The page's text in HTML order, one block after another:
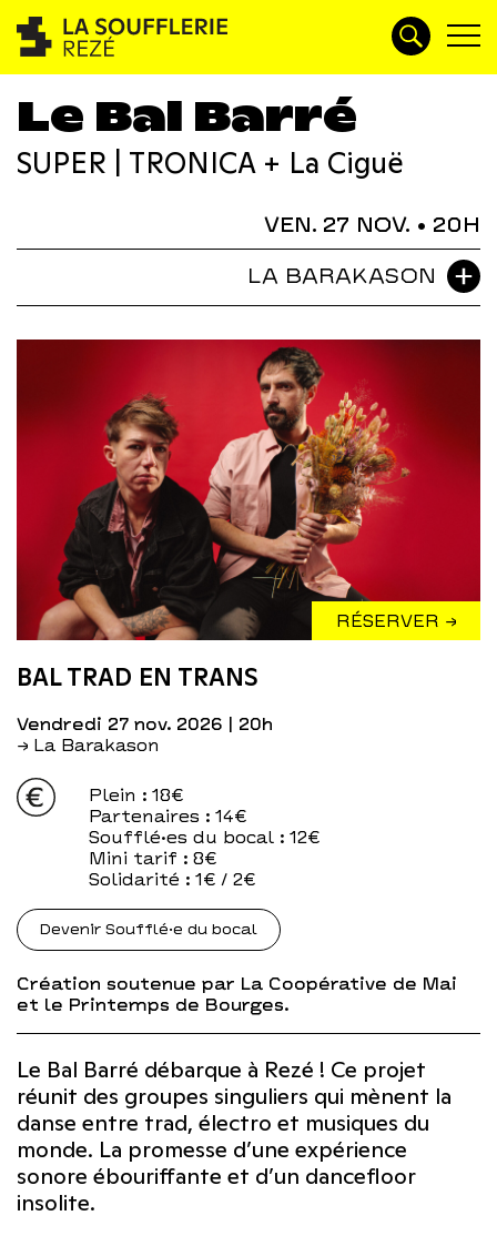
Le Bal Barré
SUPER | TRONICA + La Ciguë
VEN. 27 NOV. • 20H
LA BARAKASON
RÉSERVER →
BAL TRAD EN TRANS
vendredi 27 nov. 2026 | 20h
→ La Barakason
Plein : 18€
Partenaires : 14€
Soufflé·es du bocal : 12€
Mini tarif : 8€
Solidarité : 1€ / 2€
Devenir Soufflé·e du bocal
Création soutenue par La Coopérative de Mai
et le Printemps de Bourges.
Le Bal Barré débarque à Rezé ! Ce projet
réunit des groupes singuliers qui mènent la
danse entre trad, électro et musiques du
monde. La promesse d’une expérience
sonore ébouriffante et d’un dancefloor
insolite.